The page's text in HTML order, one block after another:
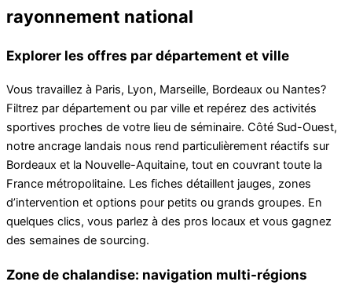
rayonnement national
Explorer les offres par département et ville
Vous travaillez à Paris, Lyon, Marseille, Bordeaux ou Nantes?
Filtrez par département ou par ville et repérez des activités
sportives proches de votre lieu de séminaire. Côté Sud-Ouest,
notre ancrage landais nous rend particulièrement réactifs sur
Bordeaux et la Nouvelle-Aquitaine, tout en couvrant toute la
France métropolitaine. Les fiches détaillent jauges, zones
d’intervention et options pour petits ou grands groupes. En
quelques clics, vous parlez à des pros locaux et vous gagnez
des semaines de sourcing.
Zone de chalandise: navigation multi-régions